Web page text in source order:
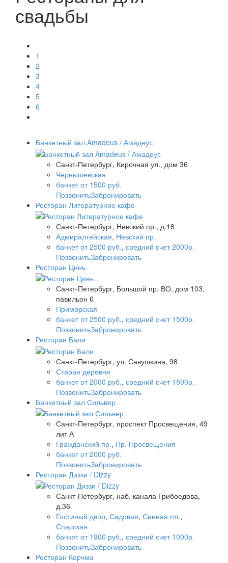
свадьбы
1
2
3
4
5
6
Банкетный зал Amadeus / Амадеус
Санкт-Петербург, Кирочная ул., дом 36
Чернышевская
банкет от 1500 руб.
ПозвонитьЗабронировать
Ресторан Литературное кафе
Санкт-Петербург, Невский пр., д.18
Адмиралтейская, Невский пр.
банкет от 2500 руб., средний счет 2000р.
ПозвонитьЗабронировать
Ресторан Цинь
Санкт-Петербург, Большой пр. ВО, дом 103,
павильон 6
Приморская
банкет от 2500 руб., средний счет 1500р.
ПозвонитьЗабронировать
Ресторан Бали
Санкт-Петербург, ул. Савушкина, 98
Старая деревня
банкет от 2000 руб., средний счет 1500р.
ПозвонитьЗабронировать
Банкетный зал Сильвер
Санкт-Петербург, проспект Просвещения, 49
лит А
Гражданский пр., Пр. Просвещения
банкет от 2000 руб.
ПозвонитьЗабронировать
Ресторан Диззи / Dizzy
Санкт-Петербург, наб. канала Грибоедова,
д.36
Гостиный двор, Садовая, Сенная пл.,
Спасская
банкет от 1900 руб., средний счет 1000р.
ПозвонитьЗабронировать
Ресторан Корчма